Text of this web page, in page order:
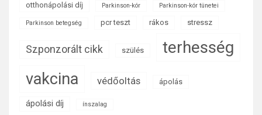
otthonápolási díj
Parkinson-kór Parkinson-kór tünetei
Parkinson betegség pcr teszt rákos stressz
Szponzorált cikk szülés terhesség
vakcina védőoltás ápolás
ápolási díj ínszalag